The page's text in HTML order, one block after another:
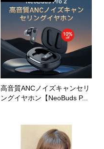
高音質ANCノイズキャンセリ
ングイヤホン【NeoBuds P...